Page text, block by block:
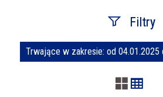
Filtry
Szukana fraza
Trwające w zakresie: od 04.01.2025